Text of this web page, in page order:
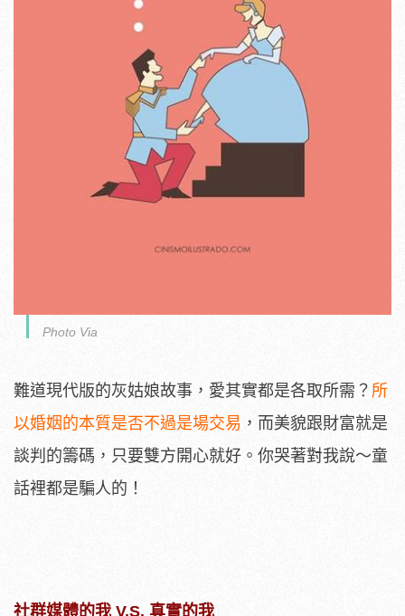
Photo Via
難道現代版的灰姑娘故事，愛其實都是各取所需？ 所
以婚姻的本質是否不過是場交易 ，而美貌跟財富就是
談判的籌碼，只要雙方開心就好。你哭著對我說～童
話裡都是騙人的！
社群媒體的我 V.S. 真實的我